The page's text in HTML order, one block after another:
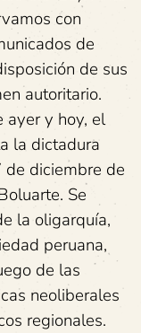
con
de
de sus
autoritario.
ayer y hoy, el
la dictadura
diciembre de
Se
la oligarquía,
peruana,
de las
neoliberales
regionales.